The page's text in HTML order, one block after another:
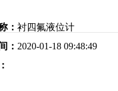
： 衬四氟液位计
： 2020-01-18 09:48:49